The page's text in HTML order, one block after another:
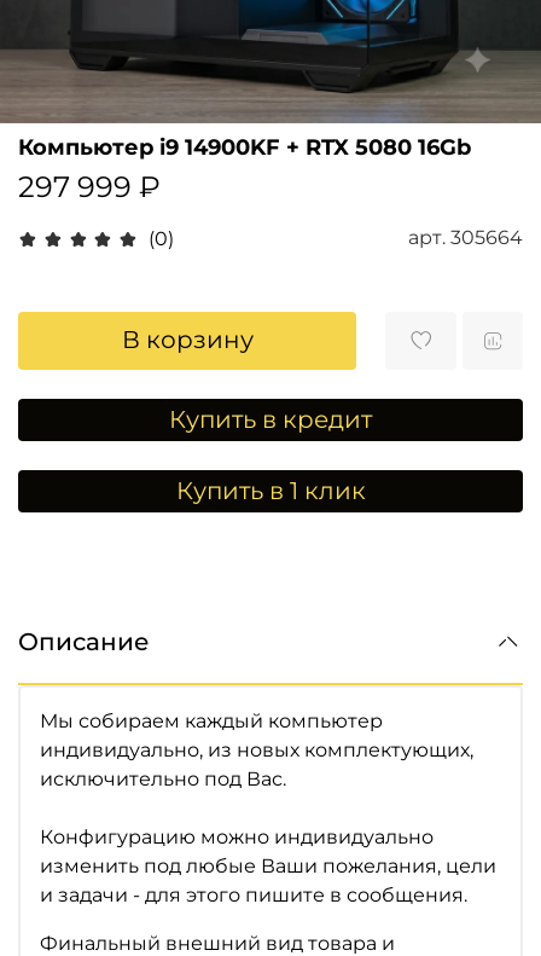
(0) арт. 305664
Компьютер i9 14900KF + RTX 5080 16Gb
297 999 ₽
В корзину
Купить в кредит
Купить в 1 клик
Описание
Мы собираем каждый компьютер
индивидуально, из новых комплектующих,
исключительно под Вас.
Конфигурацию можно индивидуально
изменить под любые Ваши пожелания, цели
и задачи - для этого пишите в сообщения.
Финальный внешний вид товара и